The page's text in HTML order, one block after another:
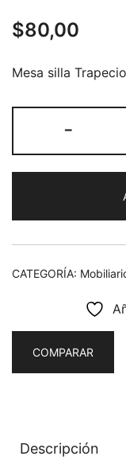
$80,00
Mesa silla
-
CATEGORÍA:
COMPARAR
Descripción